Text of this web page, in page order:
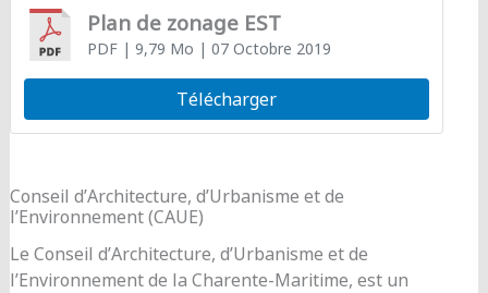
Plan de zonage EST
PDF| 9,79 Mo | 07 Octobre 2019
Télécharger
Conseil d’Architecture, d’Urbanisme et de
l’Environnement (CAUE)
Le Conseil d’Architecture, d’Urbanisme et de
l’Environnement de la Charente-Maritime, est un